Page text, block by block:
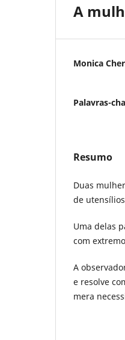
A
Monica
Palavras-
Resumo
Duas
de
Uma delas
com
A
e resolve
mera